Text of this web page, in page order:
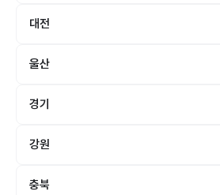
대전
울산
경기
강원
충북